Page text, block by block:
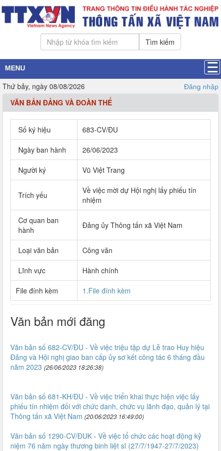
Tìm kiếm
MENU
Thứ bảy, ngày 08/08/2026 Đăng nhập
VĂN BẢN ĐẢNG VÀ ĐOÀN THỂ
Số ký hiệu 683-CV/ĐU
Ngày ban hành 26/06/2023
Người ký Vũ Việt Trang
Trích yếu
Về việc mời dự Hội nghị lấy phiếu tín
nhiệm
Cơ quan ban
hành
Đảng ủy Thông tấn xã Việt Nam
Loại văn bản Công văn
Lĩnh vực Hành chính
File đính kèm 1.File đính kèm
Văn bản mới đăng
Văn bản số 682-CV/ĐU - Về việc triệu tập dự Lễ trao Huy hiệu
Đảng và Hội nghị giao ban cấp ủy sơ kết công tác 6 tháng đầu
năm 2023 (26/06/2023 18:26:38)
Văn bản số 681-KH/ĐU - Về việc triển khai thực hiện việc lấy
phiếu tín nhiệm đối với chức danh, chức vụ lãnh đạo, quản lý tại
Thông tấn xã Việt Nam (20/06/2023 16:49:00)
Văn bản số 1290-CV/ĐUK - Về việc tổ chức các hoạt động kỷ
niệm 76 năm ngày thương binh liệt sĩ (27/7/1947-27/7/2023)